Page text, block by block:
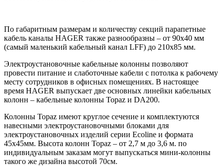
По габаритным размерам и количеству секций парапетные
кабель каналы HAGER также разнообразны – от 90х40 мм
(самый маленький кабельный канал LFF) до 210х85 мм.
Электроустановочные кабельные колонны позволяют
провести питание и слаботочные кабели с потолка к рабочему
месту сотрудников в офисных помещениях. В настоящее
время HAGER выпускает две основных линейки кабельных
колонн – кабельные колонны Topaz и DA200.
Колонны Topaz имеют круглое сечение и комплектуются
навесными электроустановочными блоками для
электроустановочных изделий серии Ecoline и формата
45х45мм. Высота колонн Topaz – от 2,7 м до 3,6 м. по
индивидуальным заказам могут выпускаться мини-колонны
такого же дизайна высотой 70см.